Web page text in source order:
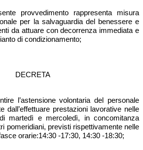
provvedimento rappresenta misura
per la salvaguardia del benessere e
da attuare con decorrenza immediata e
di condizionamento;
DECRETA
l’astensione volontaria del personale
dall’effettuare prestazioni lavorative nelle
martedì e mercoledì, in concomitanza
pomeridiani, previsti rispettivamente nelle
orarie:14:30 -17:30, 14:30 -18:30;